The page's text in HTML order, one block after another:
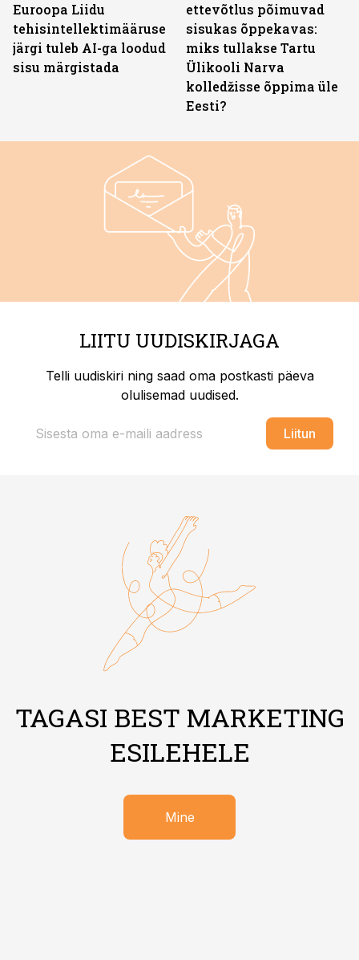
Euroopa Liidu
tehisintellektimääruse
järgi tuleb AI-ga loodud
sisu märgistada
ettevõtlus põimuvad
sisukas õppekavas:
miks tullakse Tartu
Ülikooli Narva
kolledžisse õppima üle
Eesti?
LIITU UUDISKIRJAGA
Telli uudiskiri ning saad oma postkasti päeva
olulisemad uudised.
Liitun
TAGASI BEST MARKETING
ESILEHELE
Mine